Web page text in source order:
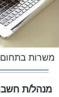
משרות בתחום
מנהל/ת